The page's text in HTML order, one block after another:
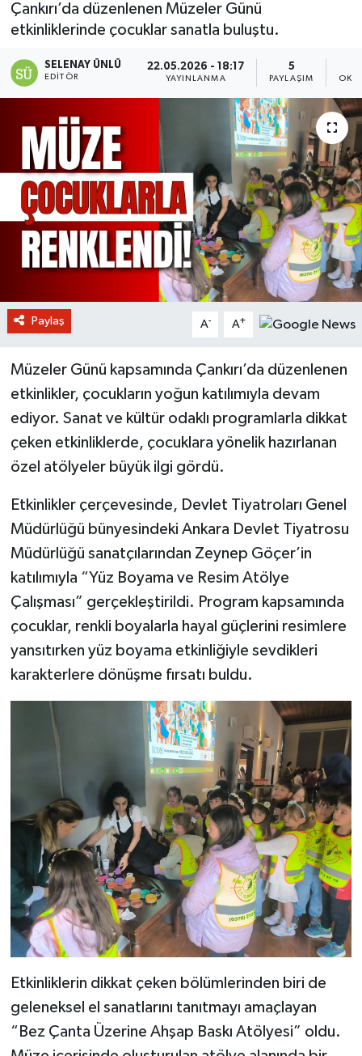
Çankırı’da düzenlenen Müzeler Günü
etkinliklerinde çocuklar sanatla buluştu.
SELENAY ÜNLÜ
EDITÖR
22.05.2026 - 18:17
YAYINLANMA
5
PAYLAŞIM
Paylaş A- A+
Müzeler Günü kapsamında Çankırı’da düzenlenen
etkinlikler, çocukların yoğun katılımıyla devam
ediyor. Sanat ve kültür odaklı programlarla dikkat
çeken etkinliklerde, çocuklara yönelik hazırlanan
özel atölyeler büyük ilgi gördü.
Etkinlikler çerçevesinde, Devlet Tiyatroları Genel
Müdürlüğü bünyesindeki Ankara Devlet Tiyatrosu
Müdürlüğü sanatçılarından Zeynep Göçer’in
katılımıyla “Yüz Boyama ve Resim Atölye
Çalışması” gerçekleştirildi. Program kapsamında
çocuklar, renkli boyalarla hayal güçlerini resimlere
yansıtırken yüz boyama etkinliğiyle sevdikleri
karakterlere dönüşme fırsatı buldu.
Etkinliklerin dikkat çeken bölümlerinden biri de
geleneksel el sanatlarını tanıtmayı amaçlayan
“Bez Çanta Üzerine Ahşap Baskı Atölyesi” oldu.